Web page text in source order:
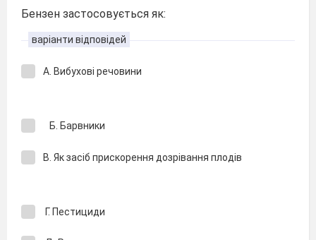
Бензен застосовується як:
варіанти відповідей
А. Вибухові речовини
Б. Барвники
В. Як засіб прискорення дозрівання плодів
Г. Пестициди